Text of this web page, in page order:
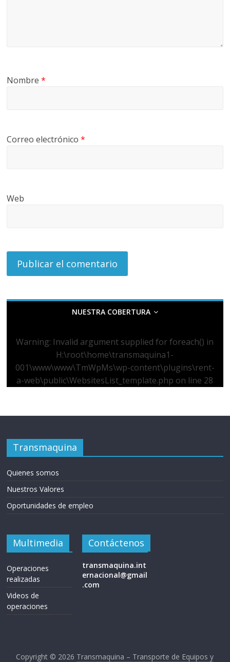
Nombre*
Correo electrónico*
Web
NUESTRA COBERTURA
Warning: Invalid argument supplied for foreach() in
H:\root\home\transmaquina1-
001\www\www\TmWpMs\wp-content\plugins\rent-
a-web\public\WebsitesList_template.php on line 28
Transmaquina
Quienes somos
Nuestros Valores
Oportunidades de empleo
Multimedia
Operaciones
realizadas
Videos de
operaciones
Contáctenos
transmaquina.int
ernacional@gmail
.com
Copyright © 2026 Transmaquina – Transporte de Equipos y